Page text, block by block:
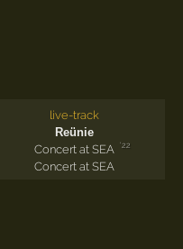
live-track
Reünie
Concert at SEA
'22
Concert at SEA